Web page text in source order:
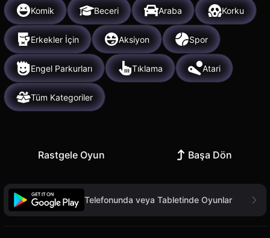
Komik Beceri Araba Korku
Erkekler İçin Aksiyon Spor
Engel Parkurları Tıklama Atari
Tüm Kategoriler
Rastgele Oyun Başa Dön
Telefonunda veya Tabletinde Oyunlar